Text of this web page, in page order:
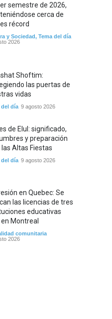
semestre de 2026,
cerca de
récord
y Sociedad, Tema del día
2026
Shoftim:
las puertas de
vidas
del día 9 agosto 2026
de Elul: significado,
y preparación
Altas Fiestas
del día 9 agosto 2026
en Quebec: Se
las licencias de tres
educativas
Montreal
comunitaria
2026